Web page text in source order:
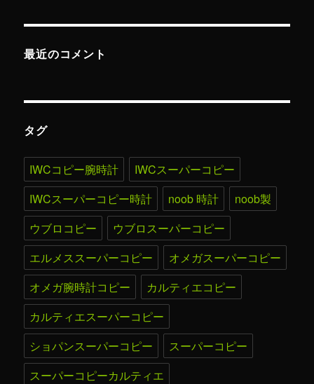
最近のコメント
タグ
IWCコピー腕時計
IWCスーパーコピー
IWCスーパーコピー時計
noob 時計
noob製
ウブロコピー
ウブロスーパーコピー
エルメススーパーコピー
オメガスーパーコピー
オメガ腕時計コピー
カルティエコピー
カルティエスーパーコピー
ショパンスーパーコピー
スーパーコピー
スーパーコピーカルティエ